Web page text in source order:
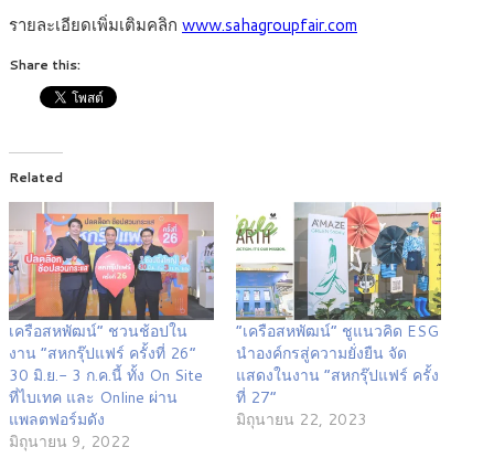
รายละเอียดเพิ่มเติมคลิก www.sahagroupfair.com
Share this:
Related
เครือสหพัฒน์” ชวนช้อปใน
งาน “สหกรุ๊ปแฟร์ ครั้งที่ 26”
30 มิ.ย.- 3 ก.ค.นี้ ทั้ง On Site
ที่ไบเทค และ Online ผ่าน
แพลตฟอร์มดัง
มิถุนายน 9, 2022
“เครือสหพัฒน์” ชูแนวคิด ESG
นำองค์กรสู่ความยั่งยืน จัด
แสดงในงาน “สหกรุ๊ปแฟร์ ครั้ง
ที่ 27”
มิถุนายน 22, 2023